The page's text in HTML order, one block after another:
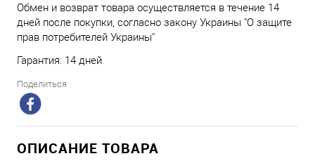
Обмен и возврат товара осуществляется в течение 14
дней после покупки, согласно закону Украины "О защите
прав потребителей Украины"
Гарантия: 14 дней
Поделиться
ОПИСАНИЕ ТОВАРА